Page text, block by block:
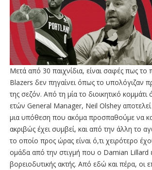
Μετά από 30 παιχνίδια, είναι σαφές πως το
Blazers δεν πηγαίνει όπως το υπολόγιζαν
της σεζόν. Από τη μία το διοικητικό
ετών General Manager, Neil Olshey
μια υπόθεση που ακόμα προσπαθούμε να
ακριβώς έχει συμβεί, και από την άλλη το
το οποίο προς ώρας είναι ό,τι χειρότερο
ομάδα από την στιγμή που ο Damian Lillard
βορειοδυτικής ακτής. Από εδώ και πέρα, οι